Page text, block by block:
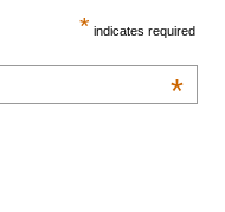
* indicates required
*